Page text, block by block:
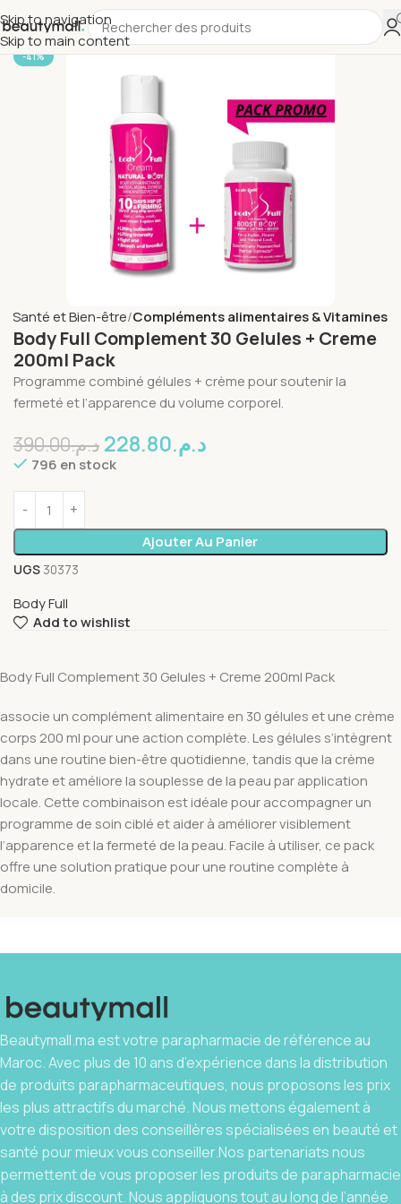
Skip to navigation
Skip to main content
-41%
Santé et Bien-être Compléments alimentaires & Vitamines
Body Full Complement 30 Gelules + Creme
200ml Pack
Programme combiné gélules + crème pour soutenir la
fermeté et l’apparence du volume corporel.
د.م.390.00 د.م.228.80
796 en stock
Ajouter Au Panier
UGS 30373
Body Full
Add to wishlist
Body Full Complement 30 Gelules + Creme 200ml Pack
associe un complément alimentaire en 30 gélules et une crème
corps 200 ml pour une action complète. Les gélules s’intègrent
dans une routine bien-être quotidienne, tandis que la crème
hydrate et améliore la souplesse de la peau par application
locale. Cette combinaison est idéale pour accompagner un
programme de soin ciblé et aider à améliorer visiblement
l’apparence et la fermeté de la peau. Facile à utiliser, ce pack
offre une solution pratique pour une routine complète à
domicile.
Beautymall.ma est votre parapharmacie de référence au
Maroc. Avec plus de 10 ans d’expérience dans la distribution
de produits parapharmaceutiques, nous proposons les prix
les plus attractifs du marché. Nous mettons également à
votre disposition des conseillères spécialisées en beauté et
santé pour mieux vous conseiller.Nos partenariats nous
permettent de vous proposer les produits de parapharmacie
à des prix discount. Nous appliquons tout au long de l’année